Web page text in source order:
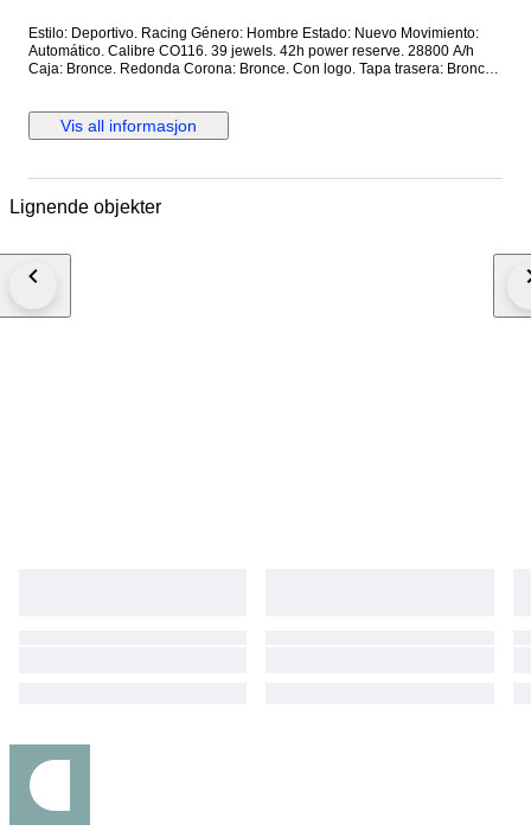
Estilo: Deportivo. Racing Género: Hombre Estado: Nuevo Movimiento:
Automático. Calibre CO116. 39 jewels. 42h power reserve. 28800 A/h
Caja: Bronce. Redonda Corona: Bronce. Con logo. Tapa trasera: Bronce.
central. Cristal: Zafiro esférico antirreflectante Correa: Piel marrón. Cierre:
Titanio con PVD negro. Con logo. Con pulsadores. Deployante de
50.7 mm. Grueso: 14.3 mm. Anchura entre asas: 22.5 mm. Anchura cierre:
madera. Documentación completa Precio de tarifa (PVP): 14000€
Vis all informasjon
Lignende objekter